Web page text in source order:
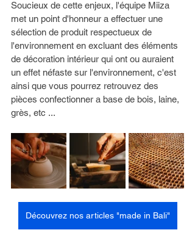
Soucieux de cette enjeux, l'équipe Miiza
met un point d'honneur a effectuer une
sélection de produit respectueux de
l'environnement en excluant des éléments
de décoration intérieur qui ont ou auraient
un effet néfaste sur l'environnement, c'est
ainsi que vous pourrez retrouvez des
pièces confectionner a base de bois, laine,
grès, etc ...
Découvrez nos articles "made in Bali"